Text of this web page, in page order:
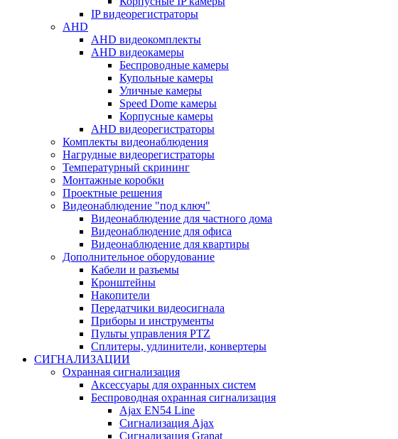
IP видеорегистраторы
AHD
AHD видеокомплекты
AHD видеокамеры
Беспроводные камеры
Купольные камеры
Уличные камеры
Speed Dome камеры
Корпусные камеры
AHD видеорегистраторы
Комплекты видеонаблюдения
Нагрудные видеорегистраторы
Температурный скрининг
Монтажные коробки
Проектные решения
Видеонаблюдение "под ключ"
Видеонаблюдение для частного дома
Видеонаблюдение для офиса
Видеонаблюдение для квартиры
Дополнительное оборудование
Кабели и разъемы
Кронштейны
Накопители
Передатчики видеосигнала
Приборы и инструменты
Пульты управления PTZ
Сплитеры, удлинители, конвертеры
СИГНАЛИЗАЦИИ
Охранная сигнализация
Аксессуары для охранных систем
Беспроводная охранная сигнализация
Ajax EN54 Line
Сигнализация Ajax
Сигнализация Granat